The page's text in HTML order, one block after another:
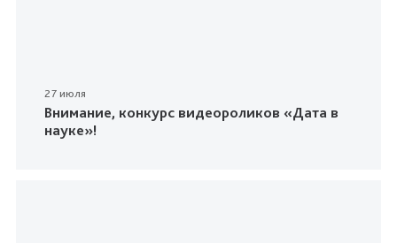
27 июля
Внимание, конкурс видеороликов «Дата в
науке»!